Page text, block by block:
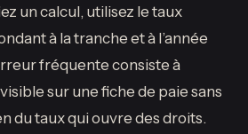
un calcul, utilisez le taux
à la tranche et à l’année
fréquente consiste à
sur une fiche de paie sans
du taux qui ouvre des droits.